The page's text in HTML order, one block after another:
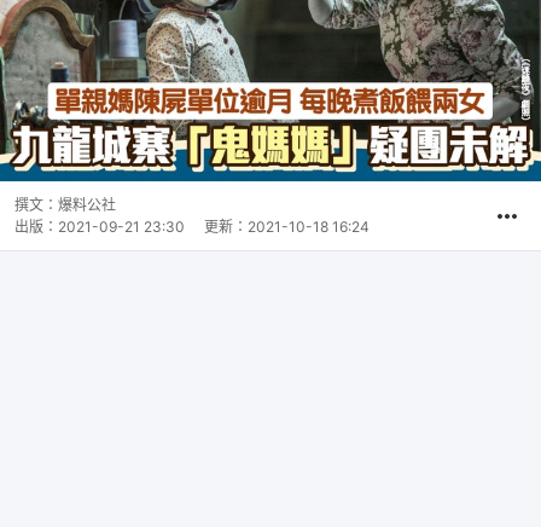
撰文： 爆料公社
出版： 2021-09-21 23:30 更新： 2021-10-18 16:24